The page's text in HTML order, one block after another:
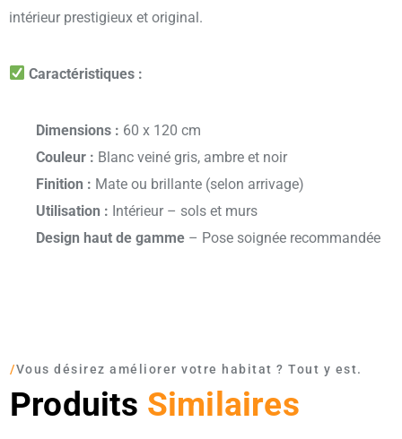
intérieur prestigieux et original.
Caractéristiques :
Dimensions : 60 x 120 cm
Couleur : Blanc veiné gris, ambre et noir
Finition : Mate ou brillante (selon arrivage)
Utilisation : Intérieur – sols et murs
Design haut de gamme – Pose soignée recommandée
/Vous désirez améliorer votre habitat ? Tout y est.
Produits Similaires